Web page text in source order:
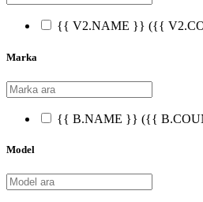
{{ V2.NAME }} ({{
Marka
{{ B.NAME }} ({{
Model